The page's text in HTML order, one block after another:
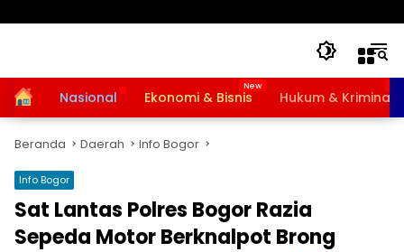
HomeNasional Ekonomi & Bisnis Hukum & Kriminal
Beranda Daerah Info Bogor
Info Bogor
Sat Lantas Polres Bogor Razia
Sepeda Motor Berknalpot Brong